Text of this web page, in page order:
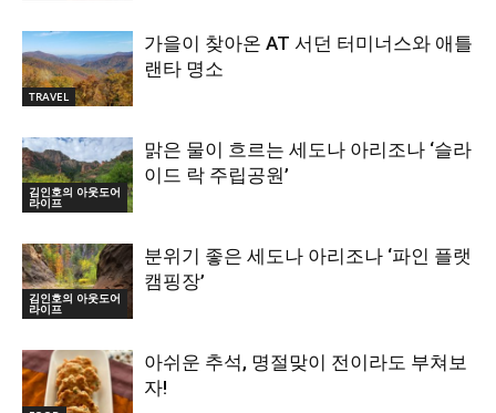
TRAVEL
가을이 찾아온 AT 서던 터미너스와 애틀
랜타 명소
김인호의 아웃도어
라이프
맑은 물이 흐르는 세도나 아리조나 ‘슬라
이드 락 주립공원’
김인호의 아웃도어
라이프
분위기 좋은 세도나 아리조나 ‘파인 플랫
캠핑장’
아쉬운 추석, 명절맞이 전이라도 부쳐보
자!